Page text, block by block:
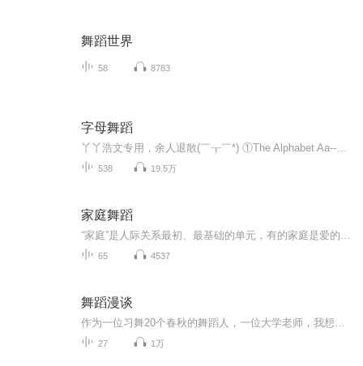
舞蹈世界
58 8783
字母舞蹈
538 19.5万
家庭舞蹈
65 4537
舞蹈漫谈
27 1万